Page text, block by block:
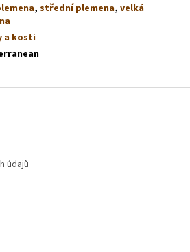
, střední plemena, velká
a kosti
údajů